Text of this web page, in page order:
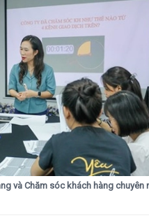
và Chăm sóc khách hàng chuyên